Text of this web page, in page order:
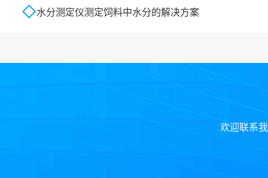
水分测定仪测定饲料中水分的解决方案
欢迎联系